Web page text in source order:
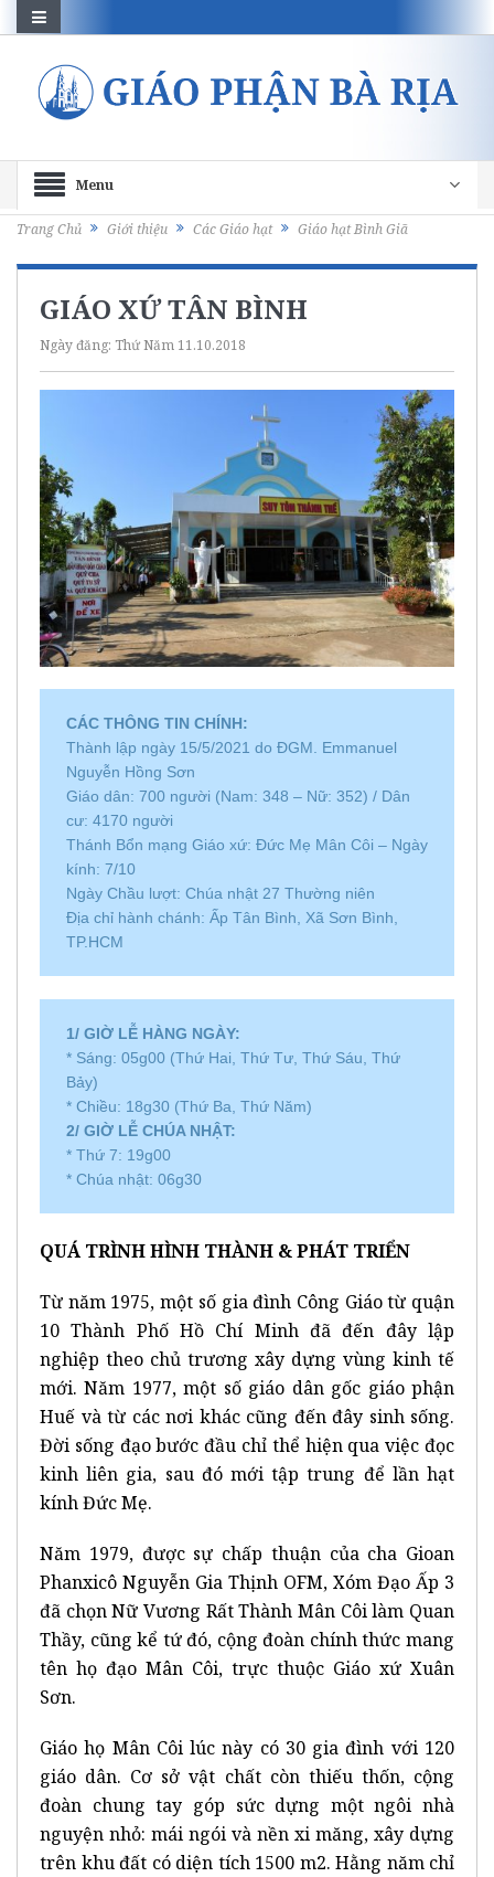
Menu
Trang Chủ Giới thiệu Các Giáo hạt Giáo hạt Bình Giã
GIÁO XỨ TÂN BÌNH
Ngày đăng: Thứ Năm 11.10.2018
CÁC THÔNG TIN CHÍNH:
Thành lập ngày 15/5/2021 do ĐGM. Emmanuel
Nguyễn Hồng Sơn
Giáo dân: 700 người (Nam: 348 – Nữ: 352) / Dân
cư: 4170 người
Thánh Bổn mạng Giáo xứ: Đức Mẹ Mân Côi – Ngày
kính: 7/10
Ngày Chầu lượt: Chúa nhật 27 Thường niên
Địa chỉ hành chánh: Ấp Tân Bình, Xã Sơn Bình,
TP.HCM
1/ GIỜ LỄ HÀNG NGÀY:
* Sáng: 05g00 (Thứ Hai, Thứ Tư, Thứ Sáu, Thứ
Bảy)
* Chiều: 18g30 (Thứ Ba, Thứ Năm)
2/ GIỜ LỄ CHÚA NHẬT:
* Thứ 7: 19g00
* Chúa nhật: 06g30
QUÁ TRÌNH HÌNH THÀNH & PHÁT TRIỂN
Từ năm 1975, một số gia đình Công Giáo từ quận
10 Thành Phố Hồ Chí Minh đã đến đây lập
nghiệp theo chủ trương xây dựng vùng kinh tế
mới. Năm 1977, một số giáo dân gốc giáo phận
Huế và từ các nơi khác cũng đến đây sinh sống.
Đời sống đạo bước đầu chỉ thể hiện qua việc đọc
kinh liên gia, sau đó mới tập trung để lần hạt
kính Đức Mẹ.
Năm 1979, được sự chấp thuận của cha Gioan
Phanxicô Nguyễn Gia Thịnh OFM, Xóm Đạo Ấp 3
đã chọn Nữ Vương Rất Thành Mân Côi làm Quan
Thầy, cũng kể tứ đó, cộng đoàn chính thức mang
tên họ đạo Mân Côi, trực thuộc Giáo xứ Xuân
Sơn.
Giáo họ Mân Côi lúc này có 30 gia đình với 120
giáo dân. Cơ sở vật chất còn thiếu thốn, cộng
đoàn chung tay góp sức dựng một ngôi nhà
nguyện nhỏ: mái ngói và nền xi măng, xây dựng
trên khu đất có diện tích 1500 m2. Hằng năm chỉ